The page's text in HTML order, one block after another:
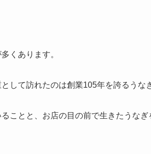
くあります。
して訪れたのは創業105年を誇るうな
ことと、お店の目の前で生きたうな